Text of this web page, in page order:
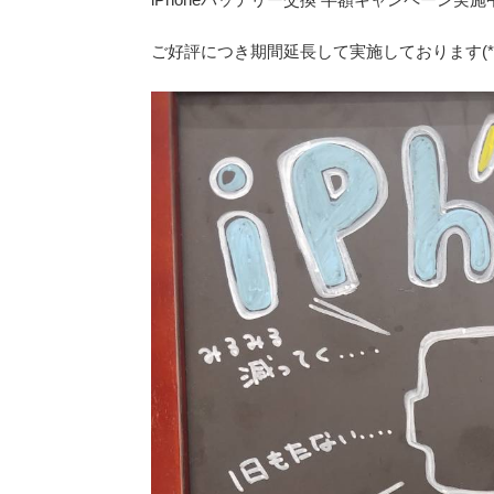
ご好評につき期間延長して実施しております